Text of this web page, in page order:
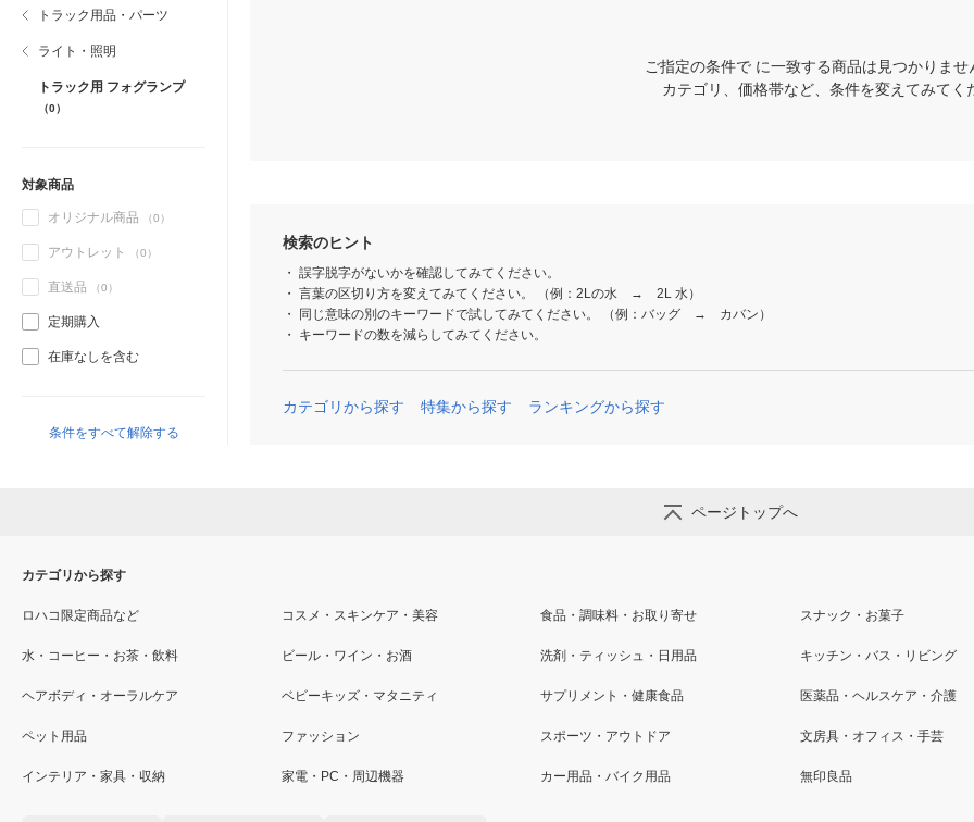
トラック用品・パーツ
ライト・照明
トラック用 フォグランプ
（0）
対象商品
オリジナル商品 （0）
アウトレット （0）
直送品 （0）
定期購入
在庫なしを含む
条件をすべて解除する
ご指定の条件で に一致する商品は見つかりませ
カテゴリ、価格帯など、条件を変えてみてく
検索のヒント
誤字脱字がないかを確認してみてください。
言葉の区切り方を変えてみてください。 （例：2Lの水 → 2L 水）
同じ意味の別のキーワードで試してみてください。 （例：バッグ → カバン）
キーワードの数を減らしてみてください。
カテゴリから探す 特集から探す ランキングから探す
ページトップへ
カテゴリから探す
ロハコ限定商品など コスメ・スキンケア・美容 食品・調味料・お取り寄せ スナック・お菓子
水・コーヒー・お茶・飲料 ビール・ワイン・お酒 洗剤・ティッシュ・日用品 キッチン・バス・リビング
ヘアボディ・オーラルケア ベビーキッズ・マタニティ サプリメント・健康食品 医薬品・ヘルスケア・介護
ペット用品 ファッション スポーツ・アウトドア 文房具・オフィス・手芸
インテリア・家具・収納 家電・PC・周辺機器 カー用品・バイク用品 無印良品